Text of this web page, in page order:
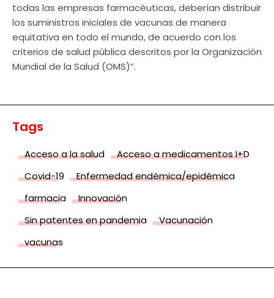
todas las empresas farmacéuticas, deberían distribuir
los suministros iniciales de vacunas de manera
equitativa en todo el mundo, de acuerdo con los
criterios de salud pública descritos por la Organización
Mundial de la Salud (OMS)”.
Tags
Acceso a la salud
Acceso a medicamentos I+D
Covid-19
Enfermedad endémica/epidémica
farmacia
Innovación
Sin patentes en pandemia
Vacunación
vacunas